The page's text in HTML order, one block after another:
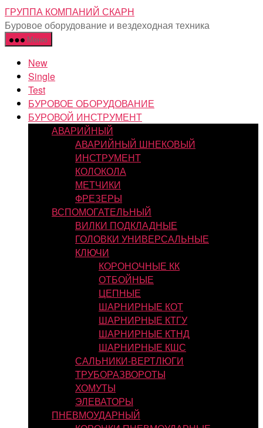
Перейти
к
содержимому
ГРУППА КОМПАНИЙ СКАРН
Буровое оборудование и вездеходная техника
Меню
New
Single
Test
БУРОВОЕ ОБОРУДОВАНИЕ
БУРОВОЙ ИНСТРУМЕНТ
АВАРИЙНЫЙ
АВАРИЙНЫЙ ШНЕКОВЫЙ
ИНСТРУМЕНТ
КОЛОКОЛА
МЕТЧИКИ
ФРЕЗЕРЫ
ВСПОМОГАТЕЛЬНЫЙ
ВИЛКИ ПОДКЛАДНЫЕ
ГОЛОВКИ УНИВЕРСАЛЬНЫЕ
КЛЮЧИ
КОРОНОЧНЫЕ КК
ОТБОЙНЫЕ
ЦЕПНЫЕ
ШАРНИРНЫЕ КОТ
ШАРНИРНЫЕ КТГУ
ШАРНИРНЫЕ КТНД
ШАРНИРНЫЕ КШС
САЛЬНИКИ-ВЕРТЛЮГИ
ТРУБОРАЗВОРОТЫ
ХОМУТЫ
ЭЛЕВАТОРЫ
ПНЕВМОУДАРНЫЙ